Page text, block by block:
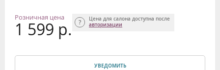
Розничная цена
1 599 р.
Цена для салона доступна после
авторизации
УВЕДОМИТЬ